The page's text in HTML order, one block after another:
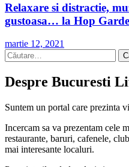
Relaxare si distractie,
gustoasa… la Hop
martie 12, 2021
Caută
după:
Despre Bucuresti
Suntem un portal care prezinta
Incercam sa va prezentam cele
restaurante, baruri, cafenele,
mai interesante localuri.